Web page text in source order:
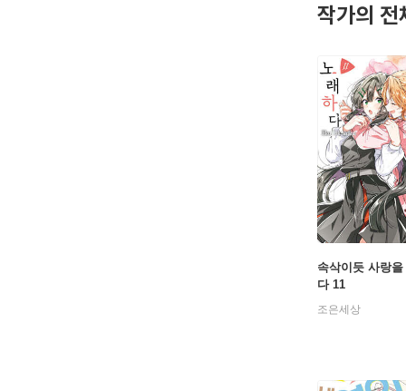
작가의 전
속삭이듯 사랑
다 11
조은세상